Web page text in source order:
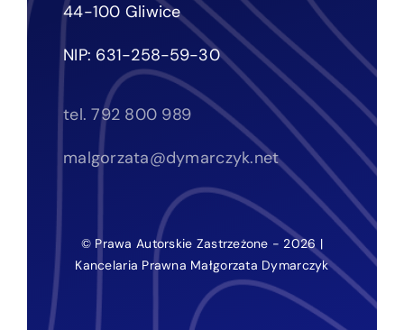
44-100 Gliwice
NIP: 631-258-59-30
tel. 792 800 989
malgorzata@dymarczyk.net
© Prawa Autorskie Zastrzeżone - 2026 |
Kancelaria Prawna Małgorzata Dymarczyk